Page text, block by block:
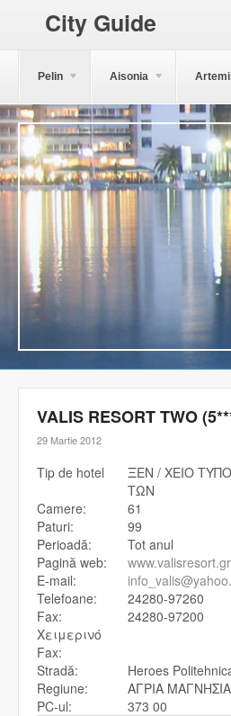
City Guide
Pelin Aisonia
VALIS RESORT TWO
29 Martie 2012
Tip de hotel
ΞEN / XEIO
TΩN
Camere:
61
Paturi:
99
Perioadă:
Tot anul
Pagină web:
www.valisresort.gr
E-mail:
Telefoane:
24280-97260
Fax:
24280-97200
Χειμερινό
Fax:
Stradă:
Heroes
Regiune:
ΑΓΡΙΑ
PC-ul:
373 00